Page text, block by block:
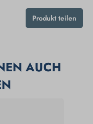
Produkt teilen
AUCH